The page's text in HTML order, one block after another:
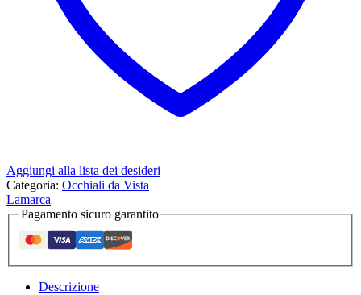
Aggiungi alla lista dei desideri
Categoria: Occhiali da Vista
Lamarca
Pagamento sicuro garantito
Descrizione